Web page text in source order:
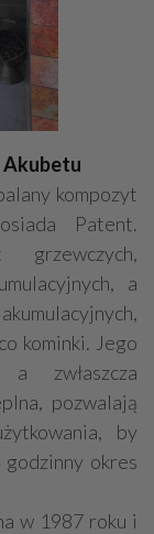
Akubetu
kompozyt
Patent.
a
kominki. Jego
a zwłaszcza
pozwalają
by
godzinny okres
w 1987 roku i